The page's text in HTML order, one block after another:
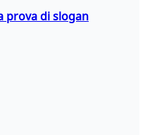
prova di slogan